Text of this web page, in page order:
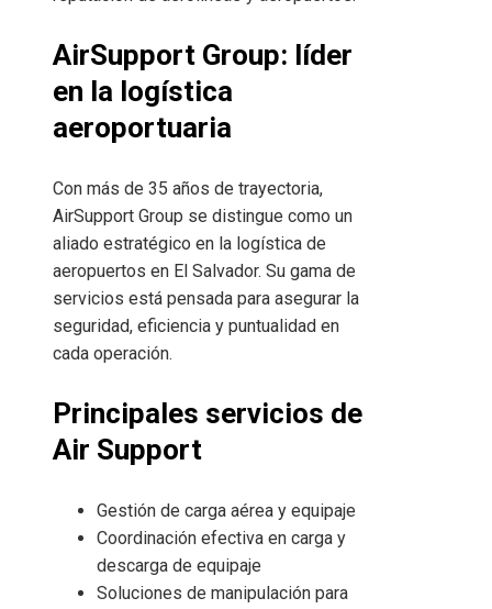
AirSupport Group: líder
en la logística
aeroportuaria
Con más de 35 años de trayectoria,
AirSupport Group se distingue como un
aliado estratégico en la logística de
aeropuertos en El Salvador. Su gama de
servicios está pensada para asegurar la
seguridad, eficiencia y puntualidad en
cada operación.
Principales servicios de
Air Support
Gestión de carga aérea y equipaje
Coordinación efectiva en carga y
descarga de equipaje
Soluciones de manipulación para